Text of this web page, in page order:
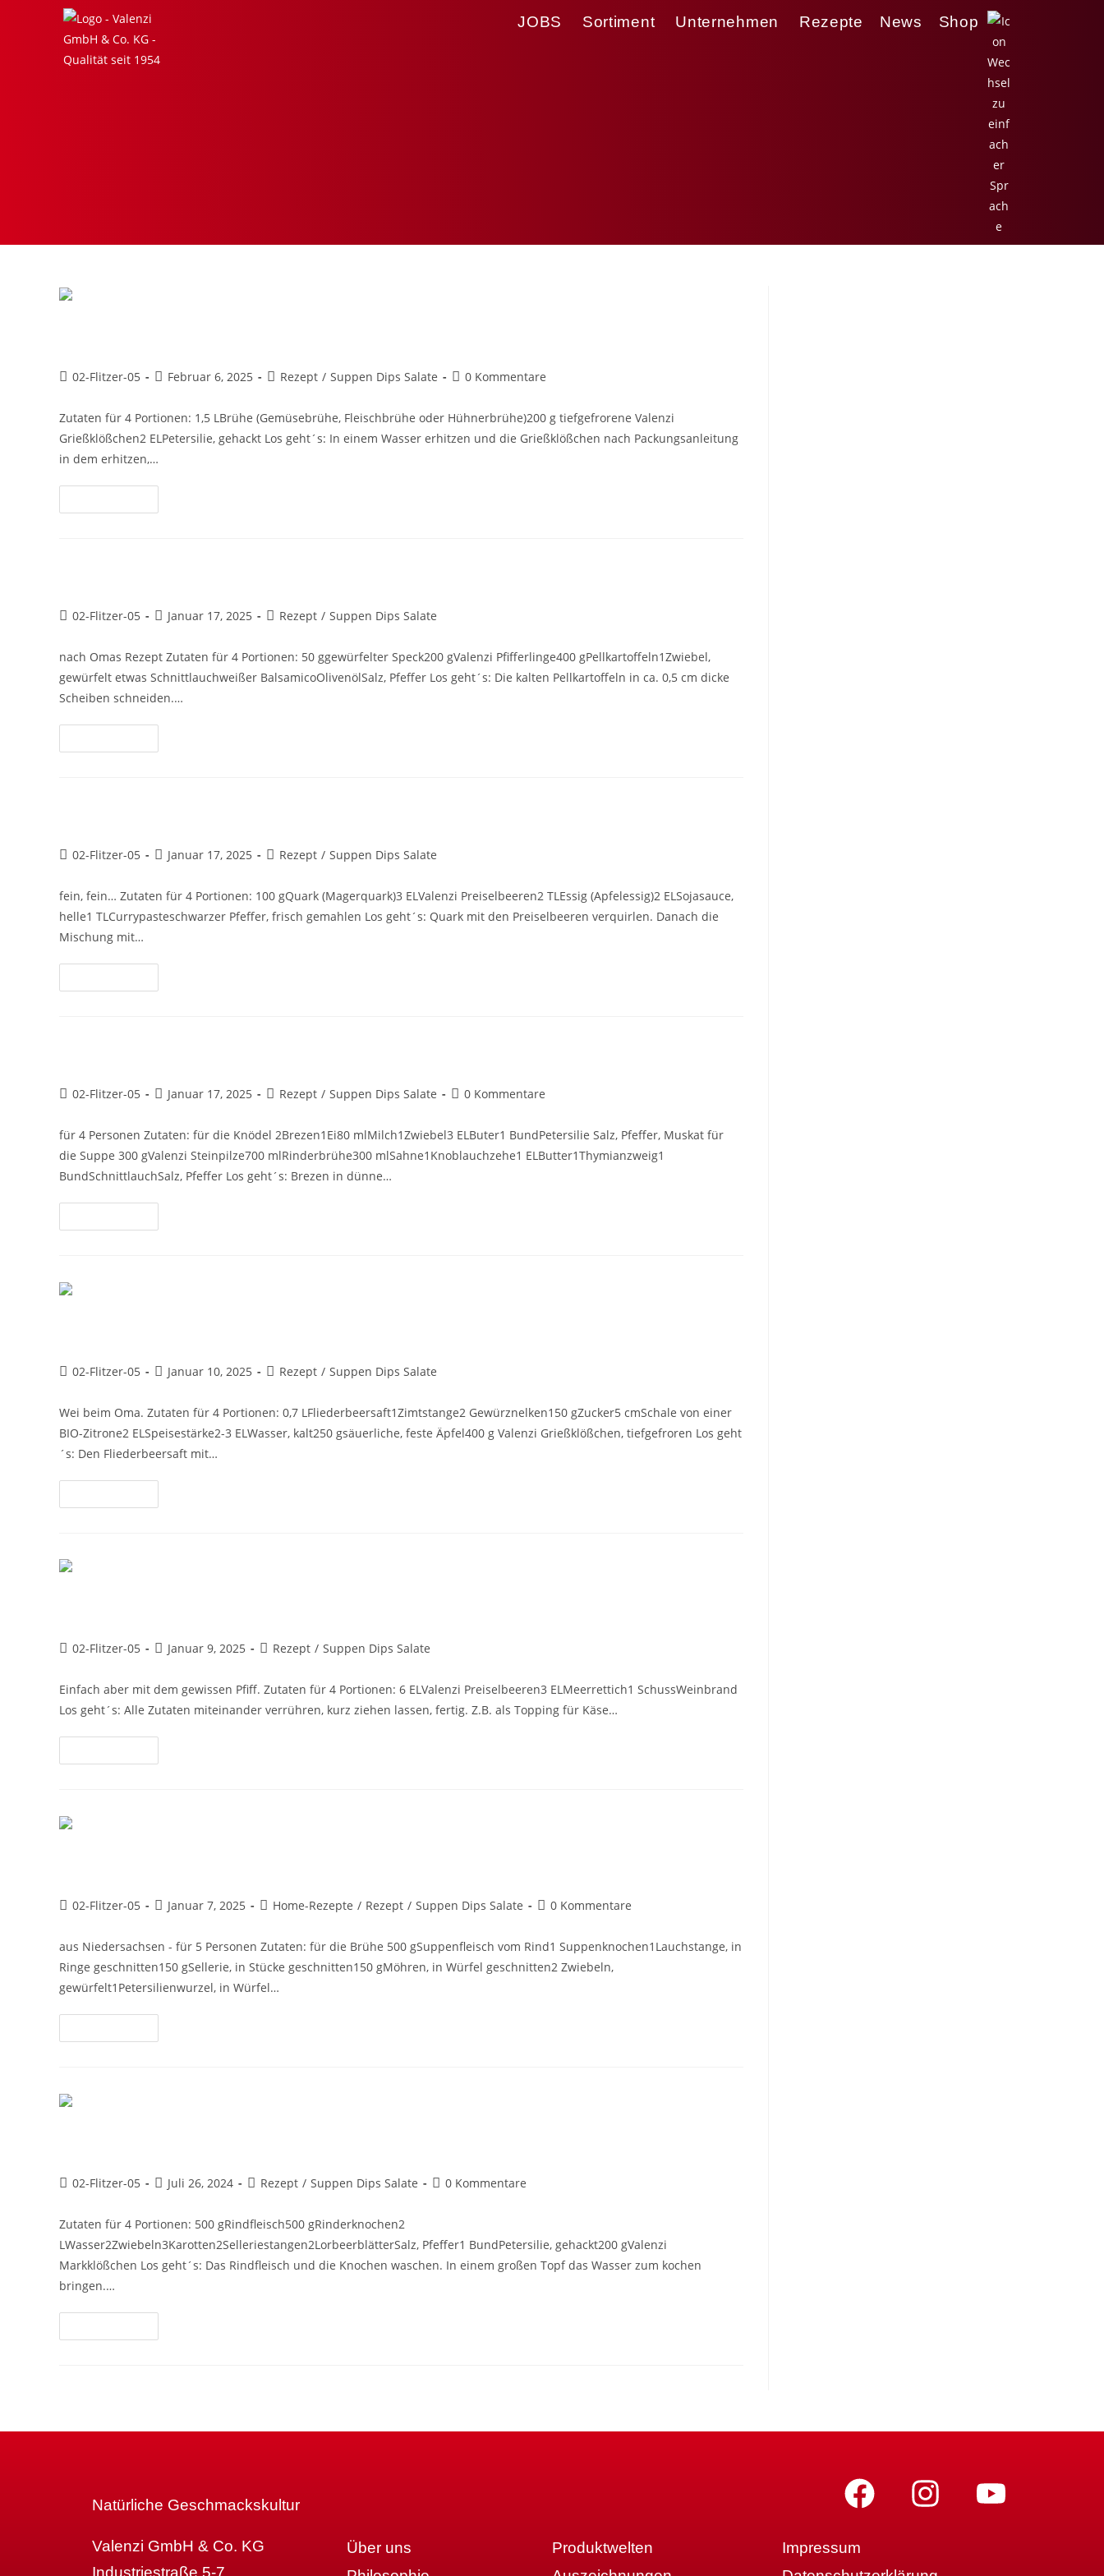
JOBS Sortiment Unternehmen Rezepte News Shop
02-Flitzer-05 Februar 6, 2025 Rezept / Suppen Dips Salate 0 Kommentare
Zutaten für 4 Portionen: 1,5 LBrühe (Gemüsebrühe, Fleischbrühe oder Hühnerbrühe)200 g tiefgefrorene Valenzi
Grießklößchen2 ELPetersilie, gehackt Los geht´s: In einem Wasser erhitzen und die Grießklößchen nach Packungsanleitung
in dem erhitzen,…
02-Flitzer-05 Januar 17, 2025 Rezept / Suppen Dips Salate
nach Omas Rezept Zutaten für 4 Portionen: 50 ggewürfelter Speck200 gValenzi Pfifferlinge400 gPellkartoffeln1Zwiebel,
gewürfelt etwas Schnittlauchweißer BalsamicoOlivenölSalz, Pfeffer Los geht´s: Die kalten Pellkartoffeln in ca. 0,5 cm dicke
Scheiben schneiden.…
02-Flitzer-05 Januar 17, 2025 Rezept / Suppen Dips Salate
fein, fein… Zutaten für 4 Portionen: 100 gQuark (Magerquark)3 ELValenzi Preiselbeeren2 TLEssig (Apfelessig)2 ELSojasauce,
helle1 TLCurrypasteschwarzer Pfeffer, frisch gemahlen Los geht´s: Quark mit den Preiselbeeren verquirlen. Danach die
Mischung mit…
02-Flitzer-05 Januar 17, 2025 Rezept / Suppen Dips Salate 0 Kommentare
für 4 Personen Zutaten: für die Knödel 2Brezen1Ei80 mlMilch1Zwiebel3 ELButer1 BundPetersilie Salz, Pfeffer, Muskat für
die Suppe 300 gValenzi Steinpilze700 mlRinderbrühe300 mlSahne1Knoblauchzehe1 ELButter1Thymianzweig1
BundSchnittlauchSalz, Pfeffer Los geht´s: Brezen in dünne…
02-Flitzer-05 Januar 10, 2025 Rezept / Suppen Dips Salate
Wei beim Oma. Zutaten für 4 Portionen: 0,7 LFliederbeersaft1Zimtstange2 Gewürznelken150 gZucker5 cmSchale von einer
BIO-Zitrone2 ELSpeisestärke2-3 ELWasser, kalt250 gsäuerliche, feste Äpfel400 g Valenzi Grießklößchen, tiefgefroren Los geht
´s: Den Fliederbeersaft mit…
02-Flitzer-05 Januar 9, 2025 Rezept / Suppen Dips Salate
Einfach aber mit dem gewissen Pfiff. Zutaten für 4 Portionen: 6 ELValenzi Preiselbeeren3 ELMeerrettich1 SchussWeinbrand
Los geht´s: Alle Zutaten miteinander verrühren, kurz ziehen lassen, fertig. Z.B. als Topping für Käse…
02-Flitzer-05 Januar 7, 2025 Home-Rezepte / Rezept / Suppen Dips Salate 0 Kommentare
aus Niedersachsen - für 5 Personen Zutaten: für die Brühe 500 gSuppenfleisch vom Rind1 Suppenknochen1Lauchstange, in
Ringe geschnitten150 gSellerie, in Stücke geschnitten150 gMöhren, in Würfel geschnitten2 Zwiebeln,
gewürfelt1Petersilienwurzel, in Würfel…
02-Flitzer-05 Juli 26, 2024 Rezept / Suppen Dips Salate 0 Kommentare
Zutaten für 4 Portionen: 500 gRindfleisch500 gRinderknochen2
LWasser2Zwiebeln3Karotten2Selleriestangen2LorbeerblätterSalz, Pfeffer1 BundPetersilie, gehackt200 gValenzi
Markklößchen Los geht´s: Das Rindfleisch und die Knochen waschen. In einem großen Topf das Wasser zum kochen
bringen.…
Natürliche Geschmackskultur
Valenzi GmbH & Co. KG
Industriestraße 5-7
Über uns
Produktwelten
Impressum